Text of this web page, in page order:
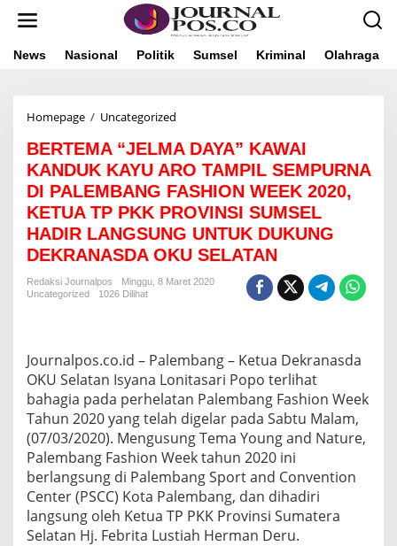
News Nasional Politik Sumsel Kriminal Olahraga
Homepage / Uncategorized
R
T
E
M
A
“
J
E
L
Y
”
K
A
W
A
I
K
A
N
D
BERTEMA “JELMA DAYA” KAWAI
KANDUK KAYU ARO TAMPIL SEMPURNA
DI PALEMBANG FASHION WEEK 2020,
KETUA TP PKK PROVINSI SUMSEL
HADIR LANGSUNG UNTUK DUKUNG
DEKRANASDA OKU SELATAN
Redaksi Journalpos
Minggu, 8 Maret 2020
Uncategorized
1026 Dilihat
Journalpos.co.id – Palembang – Ketua Dekranasda
OKU Selatan Isyana Lonitasari Popo terlihat
bahagia pada perhelatan Palembang Fashion Week
Tahun 2020 yang telah digelar pada Sabtu Malam,
(07/03/2020). Mengusung Tema Young and Nature,
Palembang Fashion Week tahun 2020 ini
berlangsung di Palembang Sport and Convention
Center (PSCC) Kota Palembang, dan dihadiri
langsung oleh Ketua TP PKK Provinsi Sumatera
Selatan Hj. Febrita Lustiah Herman Deru.